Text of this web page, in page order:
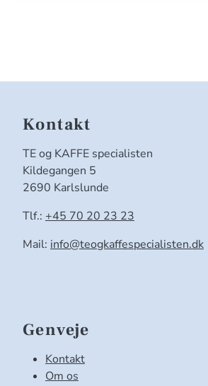
Kontakt
TE og KAFFE specialisten
Kildegangen 5
2690 Karlslunde
Tlf.: +45 70 20 23 23
Mail: info@teogkaffespecialisten.dk
Genveje
Kontakt
Om os